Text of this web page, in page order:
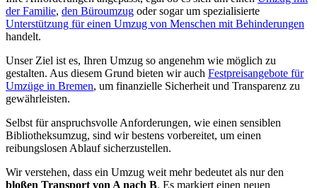
der Familie, den Büroumzug oder sogar um spezialisierte
Unterstützung für einen Umzug von Menschen mit Behinderungen
handelt.
Unser Ziel ist es, Ihren Umzug so angenehm wie möglich zu
gestalten. Aus diesem Grund bieten wir auch Festpreisangebote für
Umzüge in Bremen, um finanzielle Sicherheit und Transparenz zu
gewährleisten.
Selbst für anspruchsvolle Anforderungen, wie einen sensiblen
Bibliotheksumzug, sind wir bestens vorbereitet, um einen
reibungslosen Ablauf sicherzustellen.
Wir verstehen, dass ein Umzug weit mehr bedeutet als nur den
bloßen Transport von A nach B. Es markiert einen neuen